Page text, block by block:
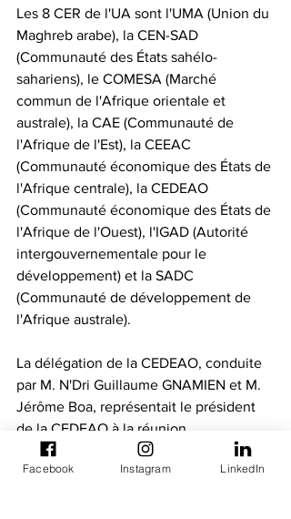
Les 8 CER de l'UA sont l'UMA (Union du
Maghreb arabe), la CEN-SAD
(Communauté des États sahélo-
sahariens), le COMESA (Marché
commun de l'Afrique orientale et
australe), la CAE (Communauté de
l'Afrique de l'Est), la CEEAC
(Communauté économique des États de
l'Afrique centrale), la CEDEAO
(Communauté économique des États de
l'Afrique de l'Ouest), l'IGAD (Autorité
intergouvernementale pour le
développement) et la SADC
(Communauté de développement de
l'Afrique australe).
La délégation de la CEDEAO, conduite
par M. N'Dri Guillaume GNAMIEN et M.
Jérôme Boa, représentait le président
de la CEDEAO à la réunion.
Bulletins d'information
Reunions du Comité de pilotage
Facebook Instagram LinkedIn